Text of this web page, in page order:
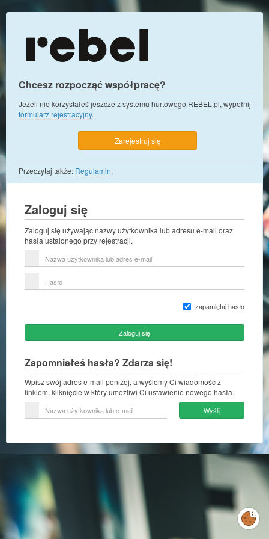
Chcesz rozpocząć współpracę?
Jeżeli nie korzystałeś jeszcze z systemu hurtowego REBEL.pl, wypełnij
formularz rejestracyjny.
Zarejestruj się
Przeczytaj także: Regulamin.
Zaloguj się
Zaloguj się używając nazwy użytkownika lub adresu e-mail oraz
hasła ustalonego przy rejestracji.
użytkownika
e-
zapamiętaj hasło
Zaloguj się
Zapomniałeś hasła? Zdarza się!
Wpisz swój adres e-mail poniżej, a wyślemy Ci wiadomość z
linkiem, kliknięcie w który umożliwi Ci ustawienie nowego hasła.
użytkownika
mail
Wyślij
Zarządzaj
preferencjami
cookies